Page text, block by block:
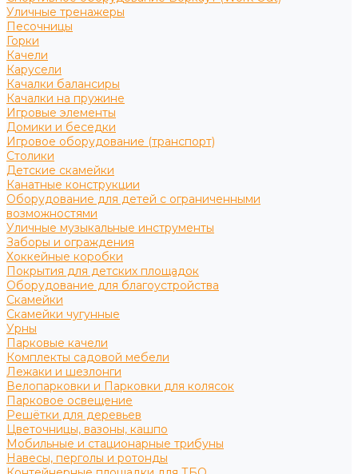
Уличные тренажеры
Песочницы
Горки
Качели
Карусели
Качалки балансиры
Качалки на пружине
Игровые элементы
Домики и беседки
Игровое оборудование (транспорт)
Столики
Детские скамейки
Канатные конструкции
Оборудование для детей с ограниченными
возможностями
Уличные музыкальные инструменты
Заборы и ограждения
Хоккейные коробки
Покрытия для детских площадок
Оборудование для благоустройства
Скамейки
Скамейки чугунные
Урны
Парковые качели
Комплекты садовой мебели
Лежаки и шезлонги
Велопарковки и Парковки для колясок
Парковое освещение
Решётки для деревьев
Цветочницы, вазоны, кашпо
Мобильные и стационарные трибуны
Навесы, перголы и ротонды